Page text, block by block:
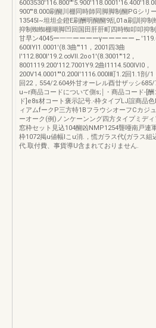
900"'8.000刷醐川棚同時師同脚脚制醐PGシリ
13545I~坦坦企鐙E刷酬明醐醐9乱01a刷訓抑制
抑制蜘蜘棚瑚脚凹回国田肝肝町四時蜘叩叩抑
甘早ン4045ー一一ーーーーγーーーーー
600IYl1.0001'(8.3曲"'11，2001四3曲
I'112.800I'19.2.∞Vll.2oo1'(8.3001"'12，
8001119.200'112.7001Y9.2曲I1114.500IVl0，
200V14.0001""0.200I'1116.000I町1.2回1.1剖/1
回22，554/2.604外甘オーレル酉廿ザッシ
u~r商品コードについて側s;￨・商品コード-[
ド]e8s材コート褒示記号.-枠タイプLJ誼商品
ィアムfークP三方特1BフラウシオーフCカジ
ーオーク(例)ノンケーンング四方タイプミデ
窓枠セット見込104醐凶NMP1254聾唖南戸連
枠1072掲u値幅lこu消.，慌ガラス代(ガラス組
代.取付費、事貨導U含まれておりません.